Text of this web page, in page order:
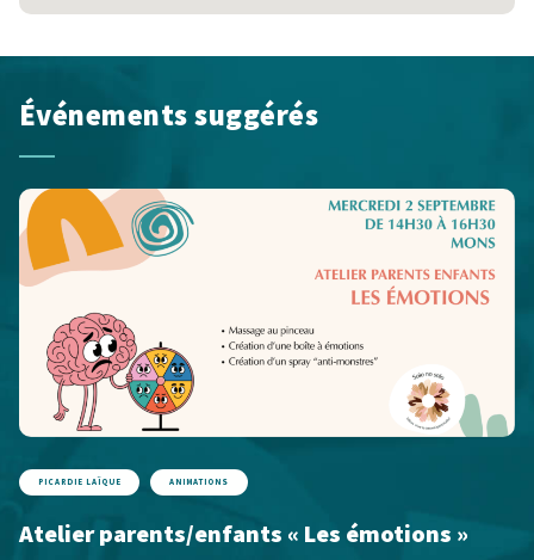
Événements suggérés
PICARDIE LAÏQUE ANIMATIONS
Atelier parents/enfants « Les émotions »